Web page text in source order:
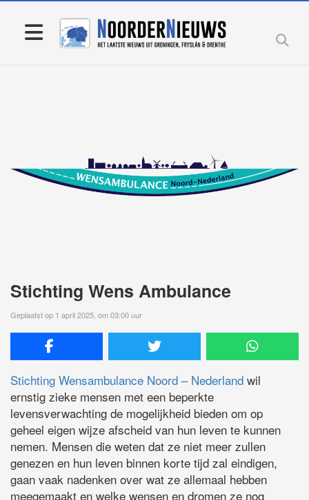
Stichting Wens Ambulance
Geplaatst op 1 april 2025, om 03:00 uur
Stichting Wensambulance Noord – Nederland wil
ernstig zieke mensen met een beperkte
levensverwachting de mogelijkheid bieden om op
geheel eigen wijze afscheid van hun leven te kunnen
nemen. Mensen die weten dat ze niet meer zullen
genezen en hun leven binnen korte tijd zal eindigen,
gaan vaak nadenken over wat ze allemaal hebben
meegemaakt en welke wensen en dromen ze nog